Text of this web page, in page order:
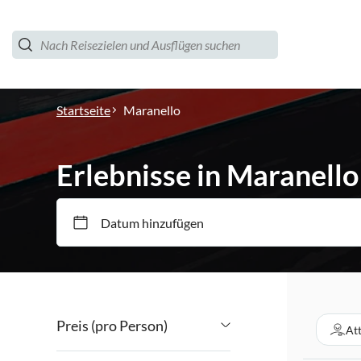
Startseite Maranello
Erlebnisse in Maranello
Datum hinzufügen
Preis (pro Person)